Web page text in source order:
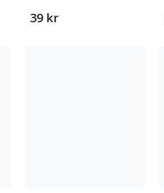
39 kr